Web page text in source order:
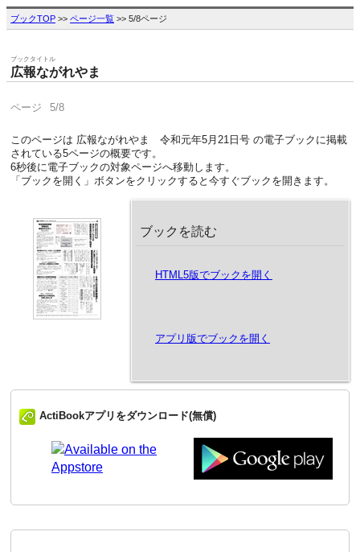
ブックTOP >> ページ一覧 >> 5/8ページ
ブックタイトル
広報ながれやま
ページ 5/8
このページは 広報ながれやま 令和元年5月21日号 の電子ブックに掲載
されている5ページの概要です。
6秒後に電子ブックの対象ページへ移動します。
「ブックを開く」ボタンをクリックすると今すぐブックを開きます。
ブックを読む
HTML5版でブックを開く
アプリ版でブックを開く
ActiBookアプリをダウンロード(無償)